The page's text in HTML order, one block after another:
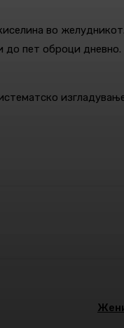
во
до пет оброци дневно.